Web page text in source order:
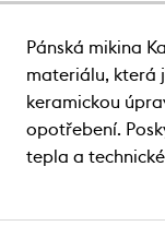
Pánská mikina
materiálu, která
keramickou
opotřebení.
tepla a